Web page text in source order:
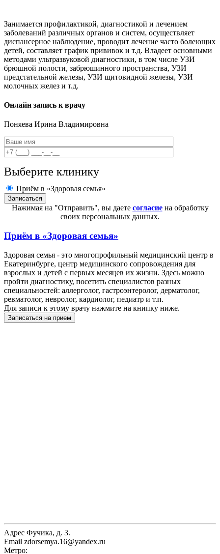
Занимается профилактикой, диагностикой и лечением
заболеваний различных органов и систем, осуществляет
диспансерное наблюдение, проводит лечение часто болеющих
детей, составляет график прививок и т.д. Владеет основными
методами ультразвуковой диагностики, в том числе УЗИ
брюшной полости, забрюшинного пространства, УЗИ
предстательной железы, УЗИ щитовидной железы, УЗИ
молочных желез и т.д.
Онлайн запись к врачу
Поняева Ирина Владимировна
Выберите клинику
Приём в «Здоровая семья»
Нажимая на "Отправить", вы даете согласиена обработку
своих персональных данных.
Приём в «Здоровая семья»
Здоровая семья - это многопрофильный медицинский центр в
Екатеринбурге, центр медицинского сопровождения для
взрослых и детей с первых месяцев их жизни. Здесь можно
пройти диагностику, посетить специалистов разных
специальностей: аллерголог, гастроэнтеролог, дерматолог,
ревматолог, невролог, кардиолог, педиатр и т.п.
Для записи к этому врачу нажмите на книпку ниже.
Записаться на прием
Адрес Фучика, д. 3.
Email zdorsemya.16@yandex.ru
Метро: